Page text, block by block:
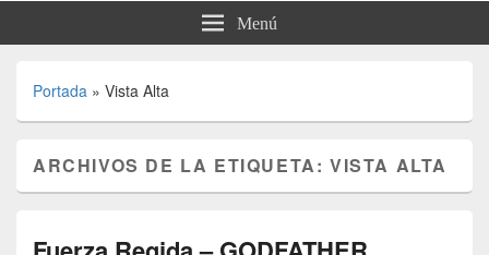
Menú
Portada » Vista Alta
ARCHIVOS DE LA ETIQUETA:VISTA ALTA